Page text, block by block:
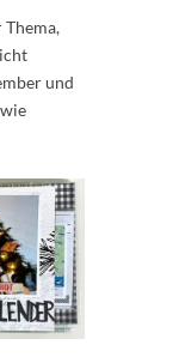
Thema,
und